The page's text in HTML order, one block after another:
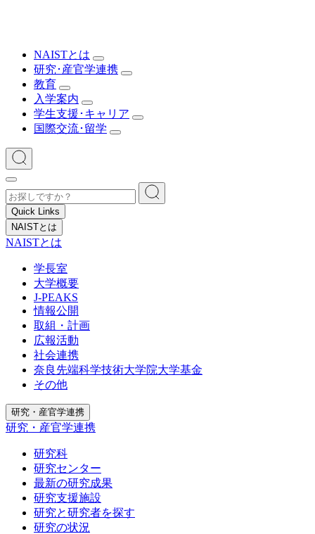
NAISTとは
研究･産官学連携
教育
入学案内
学生支援･キャリア
国際交流･留学
Quick Links
NAISTとは
NAISTとは
学長室
大学概要
J-PEAKS
情報公開
取組・計画
広報活動
社会連携
奈良先端科学技術大学院大学基金
その他
研究・産官学連携
研究・産官学連携
研究科
研究センター
最新の研究成果
研究支援施設
研究と研究者を探す
研究の状況